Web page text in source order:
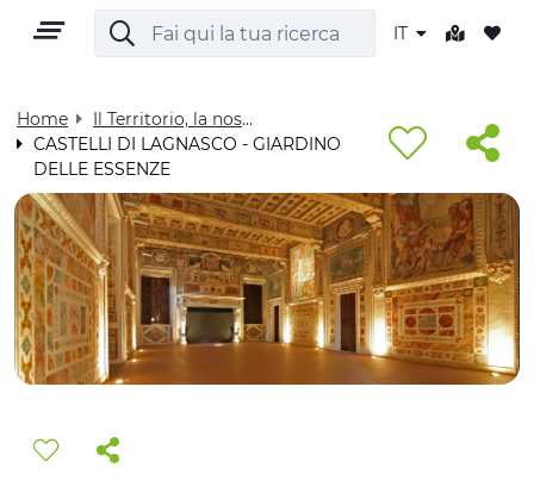
IT
TERRITORIO
CULTURA
Home
Il Territorio, la nostra casa - Visit Cuneese
CASTELLI DI LAGNASCO - GIARDINO
DELLE ESSENZE